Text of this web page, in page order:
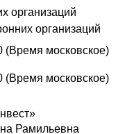
организаций
организаций
(Время московское)
(Время московское)
Рамильевна